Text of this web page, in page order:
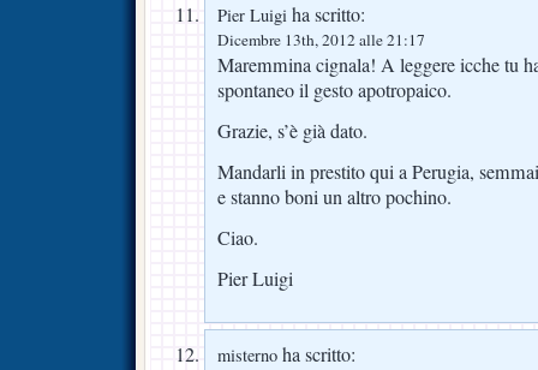
Pier Luigi ha scritto:
Dicembre 13th, 2012 alle 21:17
Maremmina cignala! A leggere icche tu
spontaneo il gesto apotropaico.
Grazie, s’è già dato.
Mandarli in prestito qui a Perugia,
e stanno boni un altro pochino.
Ciao.
Pier Luigi
misterno ha scritto: